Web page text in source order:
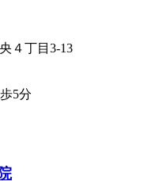
４丁目3-13
5分